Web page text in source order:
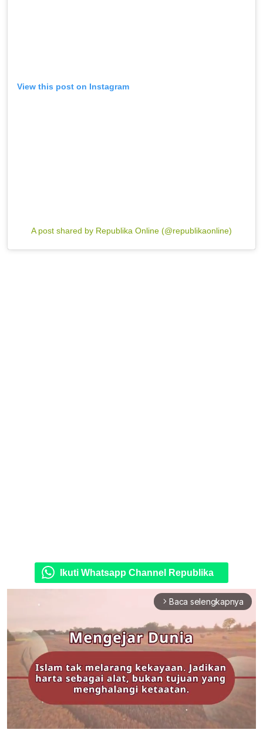
View this post on Instagram
A post shared by Republika Online (@republikaonline)
Ikuti Whatsapp Channel Republika
arrow_forward_ios Baca selengkapnya